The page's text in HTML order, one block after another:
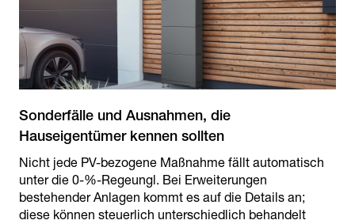
Sonderfälle und Ausnahmen, die
Nicht jede PV-bezogene Maßnahme fällt automatisch
unter die 0-%-Regeungl. Bei Erweiterungen
bestehender Anlagen kommt es auf die Details an;
diese können steuerlich unterschiedlich behandelt